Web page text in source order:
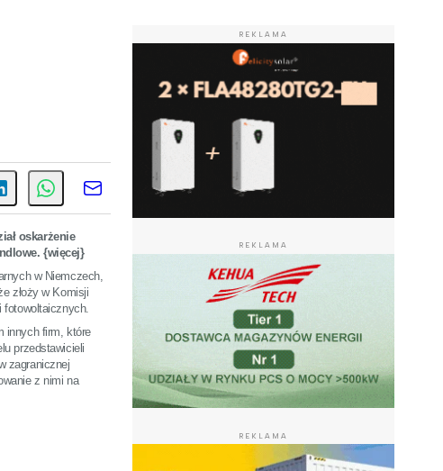
oskarżenie
{więcej}
w Niemczech,
złoży w Komisji
fotowoltaicznych.
innych firm, które
przedstawicieli
zagranicznej
z nimi na
REKLAMA
REKLAMA
REKLAMA